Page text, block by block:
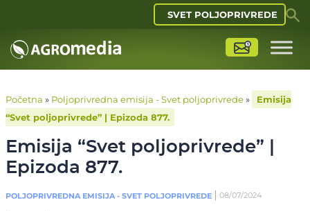
SVET POLJOPRIVREDE
Početna » Poljoprivredna emisija - Svet poljoprivrede»
Emisija
“Svet poljoprivrede” | Epizoda 877.
Emisija “Svet poljoprivrede” |
Epizoda 877.
POLJOPRIVREDNA EMISIJA - SVET POLJOPRIVREDE 08/07/2024